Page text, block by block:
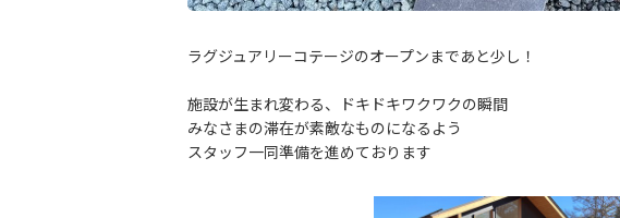
ラグジュアリーコテージのオープンまであと少し！
施設が生まれ変わる、ドキドキワクワクの瞬間
みなさまの滞在が素敵なものになるよう
スタッフ一同準備を進めております